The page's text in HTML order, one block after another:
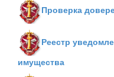
Проверка
Реестр
имущества